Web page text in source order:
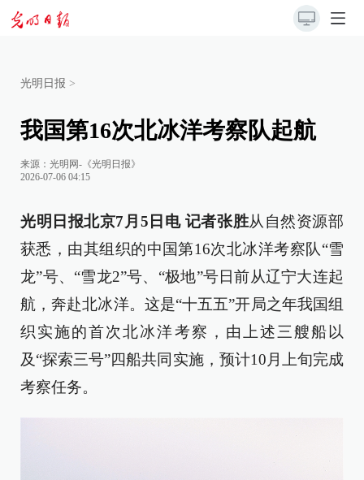
光明日报 >
我国第16次北冰洋考察队起航
来源： 光明网-《光明日报》
2026-07-06 04:15
光明日报北京7月5日电 记者张胜从自然资源部
获悉，由其组织的中国第16次北冰洋考察队“雪
龙”号、“雪龙2”号、“极地”号日前从辽宁大连起
航，奔赴北冰洋。这是“十五五”开局之年我国组
织实施的首次北冰洋考察，由上述三艘船以
及“探索三号”四船共同实施，预计10月上旬完成
考察任务。